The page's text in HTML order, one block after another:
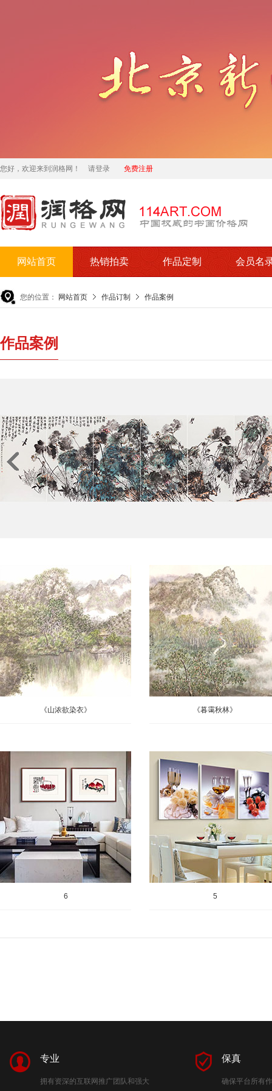
您好，欢迎来到润格网！ 请登录 免费注册
网站首页 热销拍卖 作品定制 会员名
您的位置： 网站首页 作品订制 作品案例
作品案例
《山浓欲染衣》 《暮霭秋林》
6 5
专业
拥有资深的互联网推广团队和强大
保真
确保平台所有